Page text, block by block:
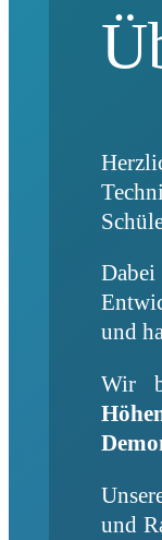
und
Wir
und